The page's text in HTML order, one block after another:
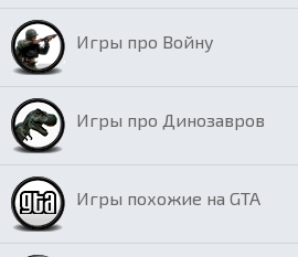
Игры про Войну
Игры про Динозавров
Игры похожие на GTA